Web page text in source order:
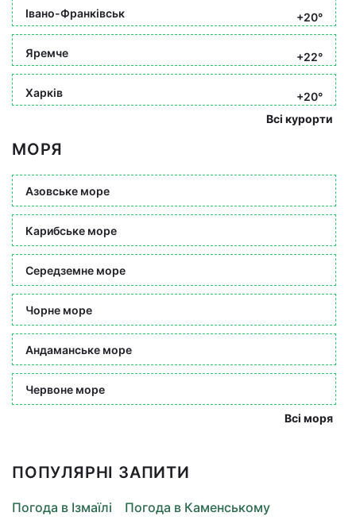
Івано-Франківськ +20°
Яремче +22°
Харків
+20°
Всі курорти
МОРЯ
Азовське море
Карибське море
Середземне море
Чорне море
Андаманське море
Червоне море
Всі моря
ПОПУЛЯРНІ ЗАПИТИ
Погода в Ізмаїлі
Погода в Каменському